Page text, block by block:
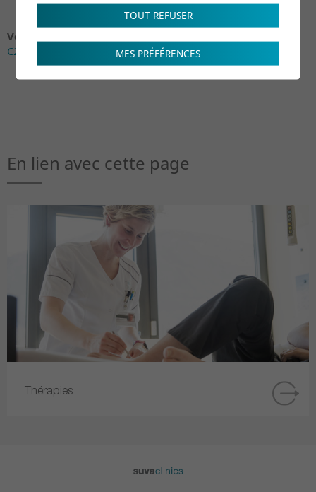
Voici une vidéo de démonstration :
C2Motion - Contenu en Réalité Augmentée - YouTube
En lien avec cette page
Thérapies
TOUT REFUSER
MES PRÉFÉRENCES